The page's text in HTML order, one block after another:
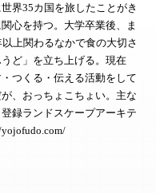
界35カ国を旅したことがき
心を持つ。大学卒業後、ま
上関わるなかで食の大切さ
ど」 を立ち上げる。現在
つくる・伝える活動をして
、おっちょこちょい。主な
録ランドスケープアーキテ